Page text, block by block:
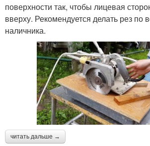
поверхности так, чтобы лицевая
вверху. Рекомендуется делать рез по
наличника.
читать дальше →